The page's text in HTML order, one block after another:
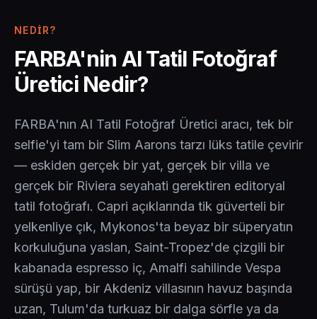
NEDIR?
FARBA'nin AI Tatil Fotoğraf
Üretici Nedir?
FARBA'nın AI Tatil Fotoğraf Üretici aracı, tek bir
selfie'yi tam bir Slim Aarons tarzı lüks tatile çevirir
— eskiden gerçek bir yat, gerçek bir villa ve
gerçek bir Riviera seyahati gerektiren editoryal
tatil fotoğrafı. Capri açıklarında tik güverteli bir
yelkenliye çık, Mykonos'ta beyaz bir süperyatın
korkuluğuna yaslan, Saint-Tropez'de çizgili bir
kabanada espresso iç, Amalfi sahilinde Vespa
sürüşü yap, bir Akdeniz villasının havuz başında
uzan, Tulum'da turkuaz bir dalga sörfle ya da